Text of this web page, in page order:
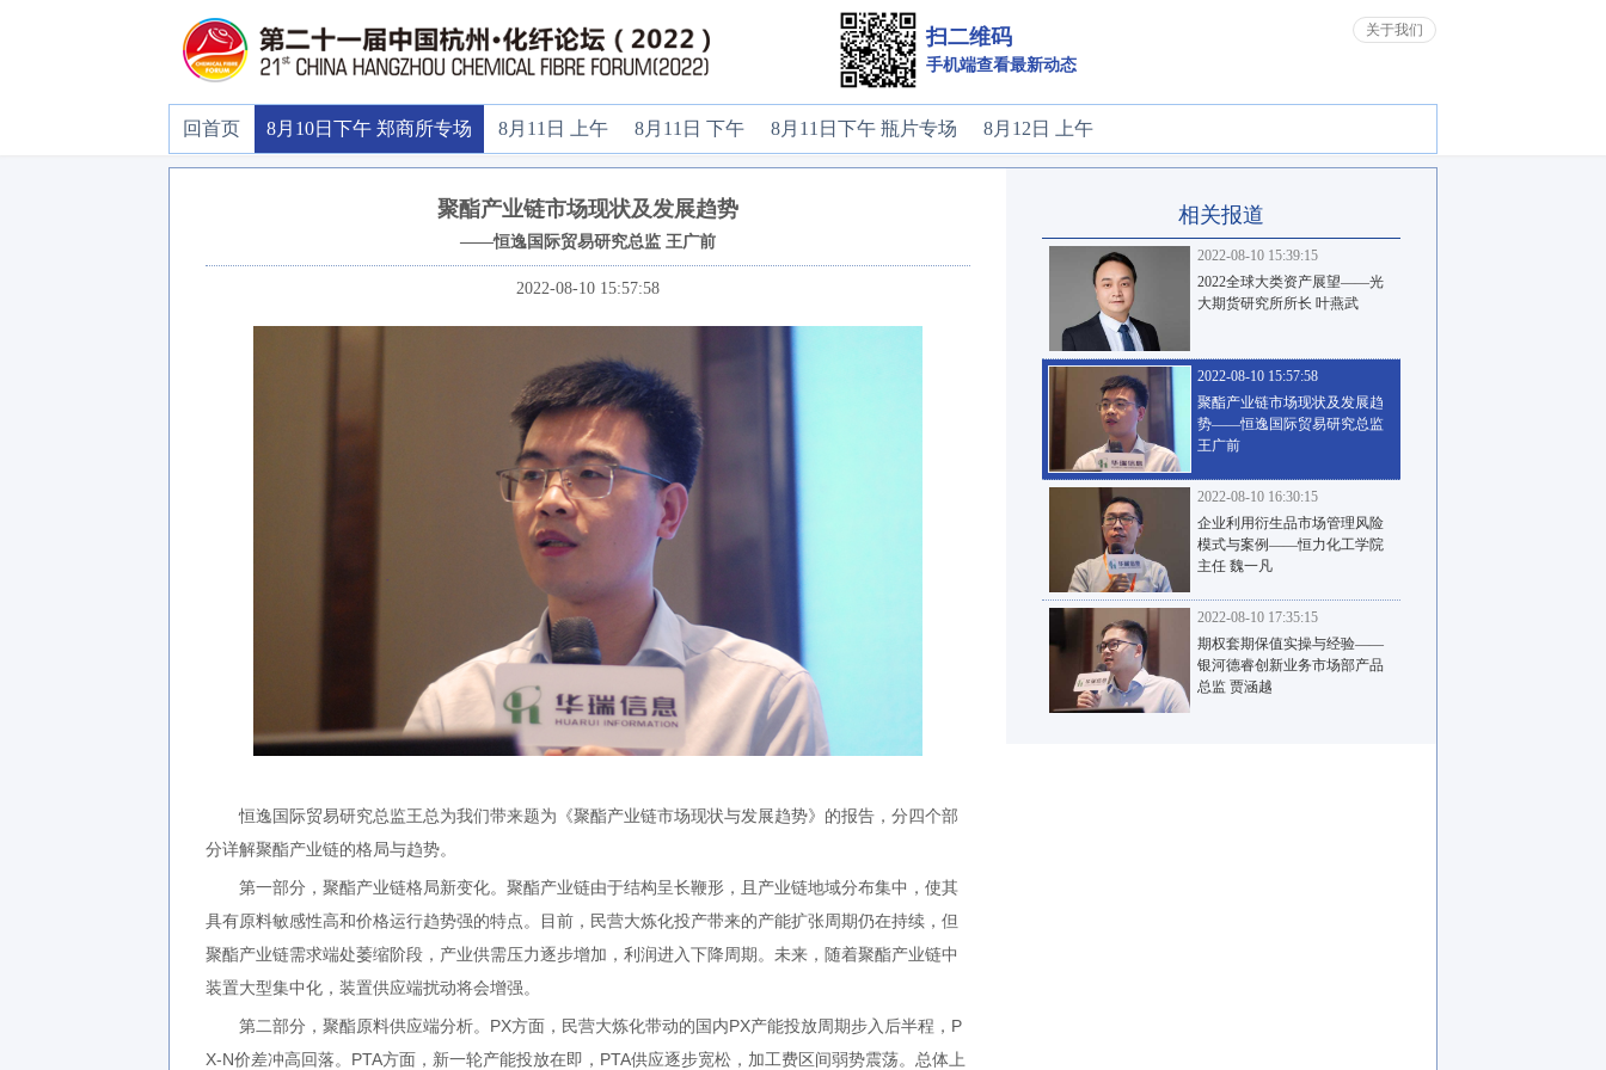
扫二维码
手机端查看最新动态
关于我们
回首页 8月10日下午 郑商所专场 8月11日 上午 8月11日 下午 8月11日下午 瓶片专场 8月12日 上午
聚酯产业链市场现状及发展趋势
——恒逸国际贸易研究总监 王广前
2022-08-10 15:57:58
恒逸国际贸易研究总监王总为我们带来题为《聚酯产业链市场现状与发展趋势》的报告，分四个部
分详解聚酯产业链的格局与趋势。
第一部分，聚酯产业链格局新变化。聚酯产业链由于结构呈长鞭形，且产业链地域分布集中，使其
具有原料敏感性高和价格运行趋势强的特点。目前，民营大炼化投产带来的产能扩张周期仍在持续，但
聚酯产业链需求端处萎缩阶段，产业供需压力逐步增加，利润进入下降周期。未来，随着聚酯产业链中
装置大型集中化，装置供应端扰动将会增强。
第二部分，聚酯原料供应端分析。PX方面，民营大炼化带动的国内PX产能投放周期步入后半程，P
X-N价差冲高回落。PTA方面，新一轮产能投放在即，PTA供应逐步宽松，加工费区间弱势震荡。总体上
相关报道
2022-08-10 15:39:15
2022全球大类资产展望——光
大期货研究所所长 叶燕武
2022-08-10 15:57:58
聚酯产业链市场现状及发展趋
势——恒逸国际贸易研究总监
王广前
2022-08-10 16:30:15
企业利用衍生品市场管理风险
模式与案例——恒力化工学院
主任 魏一凡
2022-08-10 17:35:15
期权套期保值实操与经验——
银河德睿创新业务市场部产品
总监 贾涵越